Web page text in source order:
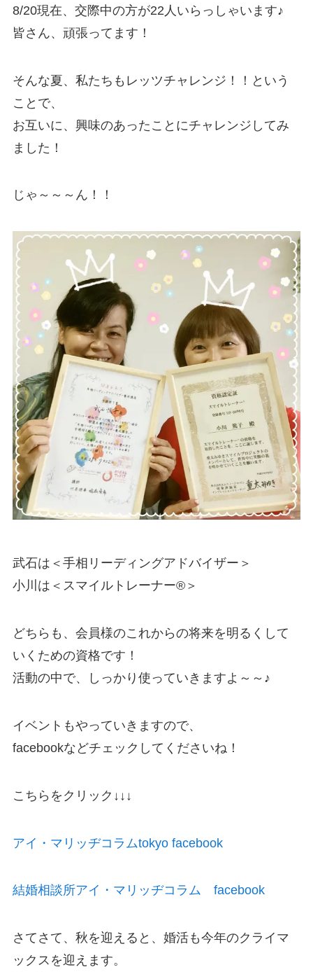
8/20現在、交際中の方が22人いらっしゃいます♪
皆さん、頑張ってます！
そんな夏、私たちもレッツチャレンジ！！という
ことで、
お互いに、興味のあったことにチャレンジしてみ
ました！
じゃ～～～ん！！
武石は＜手相リーディングアドバイザー＞
小川は＜スマイルトレーナー®＞
どちらも、会員様のこれからの将来を明るくして
いくための資格です！
活動の中で、しっかり使っていきますよ～～♪
イベントもやっていきますので、
facebookなどチェックしてくださいね！
こちらをクリック↓↓↓
アイ・マリッヂコラムtokyo facebook
結婚相談所アイ・マリッヂコラム facebook
さてさて、秋を迎えると、婚活も今年のクライマ
ックスを迎えます。